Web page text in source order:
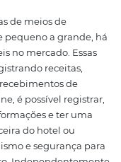
de férias e
do hotel. A gestão
do hotel é
não é nada fácil
dar a devida
ao adotar uma